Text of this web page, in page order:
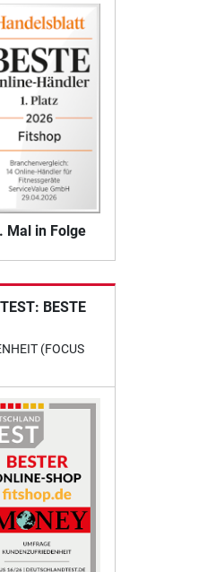
Mal in Folge
BESTE
(FOCUS